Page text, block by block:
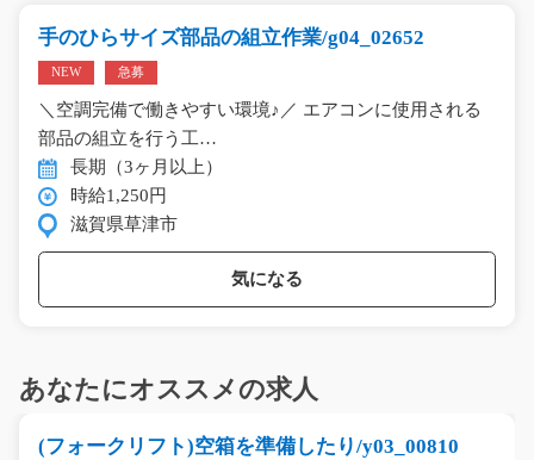
手のひらサイズ部品の組立作業/g04_02652
NEW 急募
＼空調完備で働きやすい環境♪／ エアコンに使用される
部品の組立を行う工…
長期（3ヶ月以上）
時給1,250円
滋賀県草津市
気になる
あなたにオススメの求人
(フォークリフト)空箱を準備したり/y03_00810